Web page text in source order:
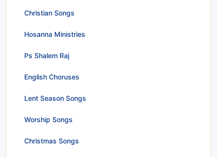
Christian Songs
Hosanna Ministries
Ps Shalem Raj
English Choruses
Lent Season Songs
Worship Songs
Christmas Songs